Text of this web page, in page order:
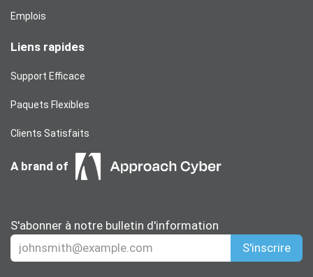
Emplois
Liens rapides
Support Efficace
Paquets Flexibles
Clients Satisfaits
A brand of
S'abonner à notre bulletin d'information
S'inscrire